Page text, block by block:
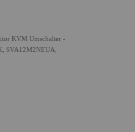
KVM Umschalter -
SVA12M2NEUA,